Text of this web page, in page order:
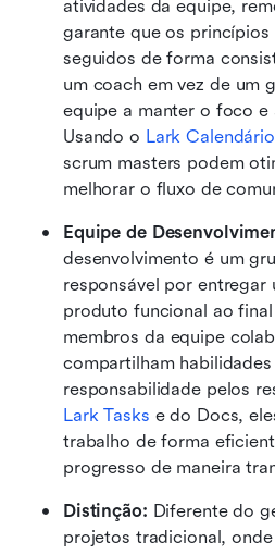
atividades da equipe,
garante que os princípios
seguidos de forma
um coach em vez de um
equipe a manter o foco e
Usando o Lark Calendário
scrum masters podem
melhorar o fluxo de
Equipe de
desenvolvimento é um
responsável por entregar
produto funcional ao
membros da equipe
compartilham habilidades
Lark Tasks e do Docs,
trabalho de forma
progresso de maneira
Distinção: Diferente do
projetos tradicional,